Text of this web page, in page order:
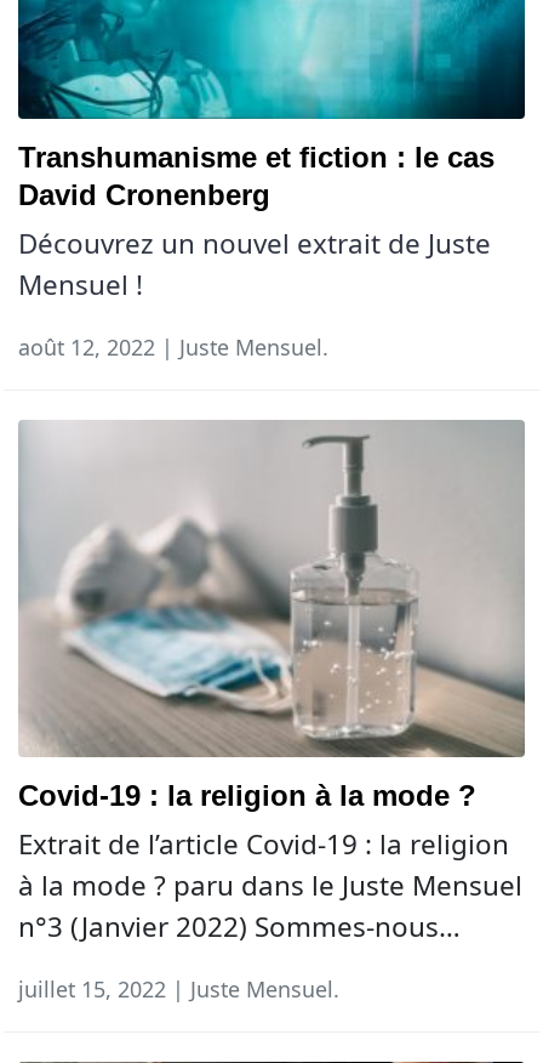
Transhumanisme et fiction : le cas
David Cronenberg
Découvrez un nouvel extrait de Juste
Mensuel !
août 12, 2022 | Juste Mensuel.
Covid-19 : la religion à la mode ?
Extrait de l’article Covid-19 : la religion
à la mode ? paru dans le Juste Mensuel
n°3 (Janvier 2022) Sommes-nous…
juillet 15, 2022 | Juste Mensuel.